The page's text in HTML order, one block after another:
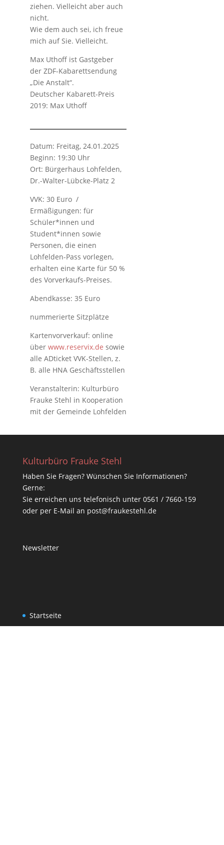
ziehen. Vielleicht aber auch
nicht.
Wie dem auch sei, ich freue
mich auf Sie. Vielleicht.
Max Uthoff ist Gastgeber
der ZDF-Kabarettsendung
„Die Anstalt“.
Deutscher Kabarett-Preis
2019: Max Uthoff
Datum: Freitag, 24.01.2025
Beginn: 19:30 Uhr
Ort: Bürgerhaus Lohfelden,
Dr.-Walter-Lübcke-Platz 2
VVK: 30 Euro /
Ermäßigungen: für
Schüler*innen und
Student*innen sowie
Personen, die einen
Lohfelden-Pass vorlegen,
erhalten eine Karte für 50 %
des Vorverkaufs-Preises.
Abendkasse: 35 Euro
nummerierte Sitzplätze
Kartenvorverkauf: online
über www.reservix.de sowie
alle ADticket VVK-Stellen, z.
B. alle HNA Geschäftsstellen
Veranstalterin: Kulturbüro
Frauke Stehl in Kooperation
mit der Gemeinde Lohfelden
Kulturbüro Frauke Stehl
Haben Sie Fragen? Wünschen Sie Informationen?
Gerne:
Sie erreichen uns telefonisch unter 0561 / 7660-159
oder per E-Mail an post@fraukestehl.de
Newsletter
Startseite